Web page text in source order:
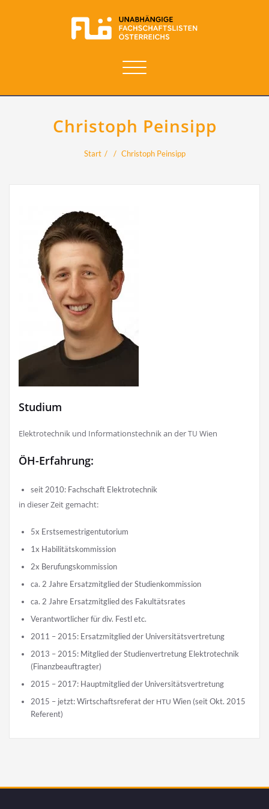
Navigation
Christoph Peinsipp
Start Christoph Peinsipp
Studium
Elek­tro­tech­nik und Infor­ma­ti­ons­tech­nik an derTU Wien
ÖH-Erfahrung:
seit 2010: Fach­schaft Elektrotechnik
in die­ser Zeit gemacht:
5x Erst­se­mes­tri­gen­tu­to­ri­um
1x Habi­li­täts­kom­mis­si­on
2x Beru­fungs­kom­mis­si­on
ca. 2 Jah­re Ersatz­mit­glied der Studienkommission
ca. 2 Jah­re Ersatz­mit­glied des Fakultätsrates
Ver­ant­wort­li­cher für div. Festl etc.
2011 – 2015: Ersatz­mit­glied der Universitätsvertretung
2013 – 2015: Mit­glied der Stu­di­en­ver­tre­tung Elek­tro­tech­nik
(Finanz­be­auf­trag­ter)
2015 – 2017: Haupt­mit­glied der Universitätsvertretung
2015 – jetzt: Wirt­schafts­re­fe­rat der HTU Wien (seit Okt. 2015
Referent)